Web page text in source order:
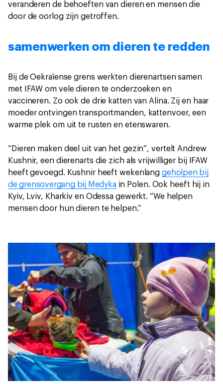
veranderen de behoeften van dieren en mensen die
door de oorlog zijn getroffen.
samenwerken om dieren te redden
Bij de Oekraïense grens werkten dierenartsen samen
met IFAW om vele dieren te onderzoeken en
vaccineren. Zo ook de drie katten van Alina. Zij en haar
moeder ontvingen transportmanden, kattenvoer, een
warme plek om uit te rusten en etenswaren.
“Dieren maken deel uit van het gezin”, vertelt Andrew
Kushnir, een dierenarts die zich als vrijwilliger bij IFAW
heeft gevoegd. Kushnir heeft wekenlanggeholpen bij
de grensovergang bij Medykain Polen. Ook heeft hij in
Kyiv, Lviv, Kharkiv en Odessa gewerkt. “We helpen
mensen door hun dieren te helpen.”